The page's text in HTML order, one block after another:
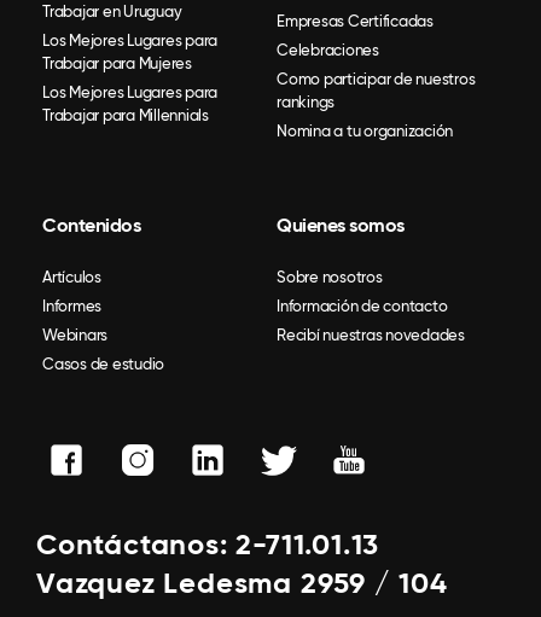
Trabajar en Uruguay
Los Mejores Lugares para
Trabajar para Mujeres
Los Mejores Lugares para
Trabajar para Millennials
Empresas Certificadas
Celebraciones
Como participar de nuestros
rankings
Nomina a tu organización
Contenidos
Artículos
Informes
Webinars
Casos de estudio
Quienes somos
Sobre nosotros
Información de contacto
Recibí nuestras novedades
Contáctanos: 2-711.01.13
Vazquez Ledesma 2959 / 104